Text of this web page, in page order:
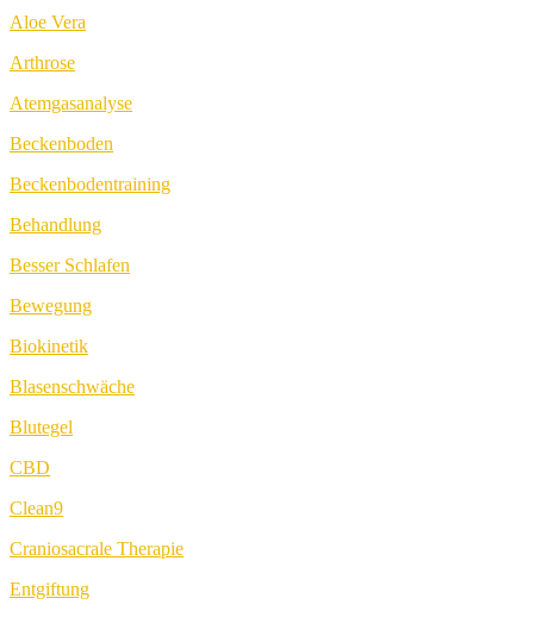
Aloe Vera
Arthrose
Atemgasanalyse
Beckenboden
Beckenbodentraining
Behandlung
Besser Schlafen
Bewegung
Biokinetik
Blasenschwäche
Blutegel
CBD
Clean9
Craniosacrale Therapie
Entgiftung